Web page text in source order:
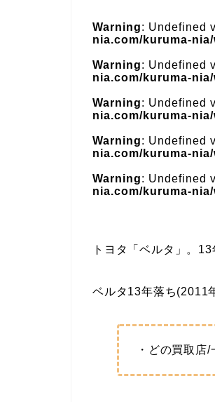
Warning: Undefined
nia.com/kuruma-
Warning: Undefined
nia.com/kuruma-
Warning: Undefined
nia.com/kuruma-
Warning: Undefined
nia.com/kuruma-
Warning: Undefined
nia.com/kuruma-
トヨタ「ベルタ」。
ベルタ13年落ち(2011
・どの買取店